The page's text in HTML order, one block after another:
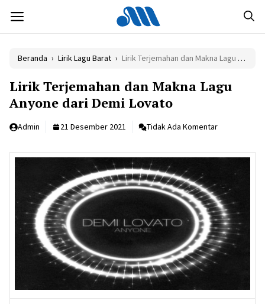
isi
MENU
Beranda › Lirik Lagu Barat › Lirik Terjemahan dan Makna Lagu Anyone dari Demi Lovato
Lirik Terjemahan dan Makna Lagu
Anyone dari Demi Lovato
Admin 21 Desember 2021 Tidak Ada Komentar